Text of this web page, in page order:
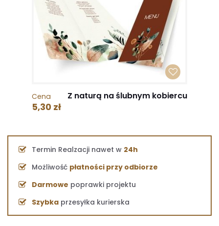
Cena
5,30 zł
Z naturą na ślubnym kobiercu
Termin Realzacji nawet w 24h
Możliwość płatności przy odbiorze
Darmowe poprawki projektu
Szybka przesyłka kurierska